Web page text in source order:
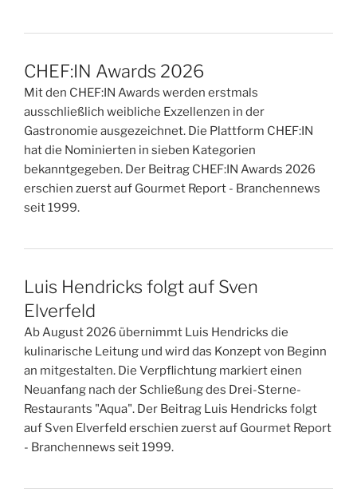
CHEF:IN Awards 2026
Mit den CHEF:IN Awards werden erstmals
ausschließlich weibliche Exzellenzen in der
Gastronomie ausgezeichnet. Die Plattform CHEF:IN
hat die Nominierten in sieben Kategorien
bekanntgegeben. Der Beitrag CHEF:IN Awards 2026
erschien zuerst auf Gourmet Report - Branchennews
seit 1999.
Luis Hendricks folgt auf Sven
Elverfeld
Ab August 2026 übernimmt Luis Hendricks die
kulinarische Leitung und wird das Konzept von Beginn
an mitgestalten. Die Verpflichtung markiert einen
Neuanfang nach der Schließung des Drei-Sterne-
Restaurants "Aqua". Der Beitrag Luis Hendricks folgt
auf Sven Elverfeld erschien zuerst auf Gourmet Report
- Branchennews seit 1999.